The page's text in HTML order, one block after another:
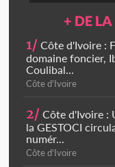
+ DE
1/ Côte d'Ivoire :
domaine foncier,
Coulibal...
Côte d'Ivoire
2/ Côte d'Ivoire :
la GESTOCI
numér...
Côte d'Ivoire